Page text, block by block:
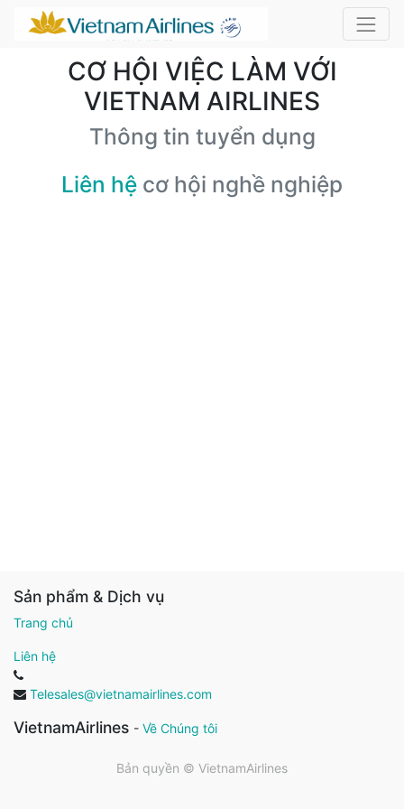
CƠ HỘI VIỆC LÀM VỚI
VIETNAM AIRLINES
Thông tin tuyển dụng
Liên hệ cơ hội nghề nghiệp
Sản phẩm & Dịch vụ
Trang chủ
Liên hệ
Telesales@vietnamairlines.com
VietnamAirlines - Về Chúng tôi
Bản quyền © VietnamAirlines